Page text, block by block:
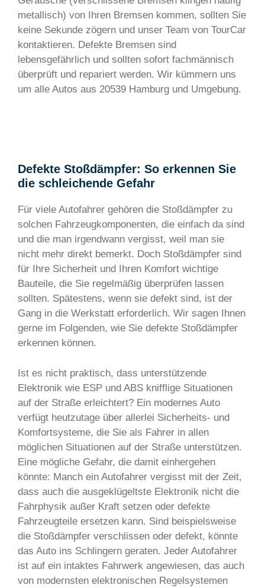
metallisch) von Ihren Bremsen kommen, sollten Sie
keine Sekunde zögern und unser Team von TourCar
kontaktieren. Defekte Bremsen sind
lebensgefährlich und sollten sofort fachmännisch
überprüft und repariert werden. Wir kümmern uns
um alle Autos aus 20539 Hamburg und Umgebung.
Defekte Stoßdämpfer: So erkennen Sie
die schleichende Gefahr
Für viele Autofahrer gehören die Stoßdämpfer zu
solchen Fahrzeugkomponenten, die einfach da sind
und die man irgendwann vergisst, weil man sie
nicht mehr direkt bemerkt. Doch Stoßdämpfer sind
für Ihre Sicherheit und Ihren Komfort wichtige
Bauteile, die Sie regelmäßig überprüfen lassen
sollten. Spätestens, wenn sie defekt sind, ist der
Gang in die Werkstatt erforderlich. Wir sagen Ihnen
gerne im Folgenden, wie Sie defekte Stoßdämpfer
erkennen können.
Ist es nicht praktisch, dass unterstützende
Elektronik wie ESP und ABS knifflige Situationen
auf der Straße erleichtert? Ein modernes Auto
verfügt heutzutage über allerlei Sicherheits- und
Komfortsysteme, die Sie als Fahrer in allen
möglichen Situationen auf der Straße unterstützen.
Eine mögliche Gefahr, die damit einhergehen
könnte: Manch ein Autofahrer vergisst mit der Zeit,
dass auch die ausgeklügeltste Elektronik nicht die
Fahrphysik außer Kraft setzen oder defekte
Fahrzeugteile ersetzen kann. Sind beispielsweise
die Stoßdämpfer verschlissen oder defekt, könnte
das Auto ins Schlingern geraten. Jeder Autofahrer
ist auf ein intaktes Fahrwerk angewiesen, das auch
von modernsten elektronischen Regelsystemen